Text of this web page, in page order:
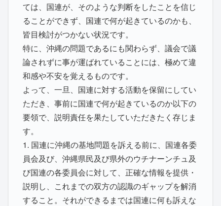
ては、国連が、そのような判断をしたことを信じ
ることができず、国連で何が起きているのかも、
皆目検討がつかない状況です。
特に、沖縄の問題であるにも関わらず、議会で議
論されずに事が運ばれていることには、極めて違
和感や不安を覚えるものです。
よって、一旦、国連に対する活動を保留にしてい
ただき、事前に国連で何が起きているのか以下の
要領で、説明責任を果たしていただきたく存じま
す。
1. 国連に沖縄の基地問題を訴える前に、国連各委
員会及び、沖縄県民及び県外のウチナーンチュ及
び国連の各委員会に対して、正確な情報を提供・
説明し、これまでの双方の認識のギャップを解消
すること。それができるまでは国連に何も訴えな